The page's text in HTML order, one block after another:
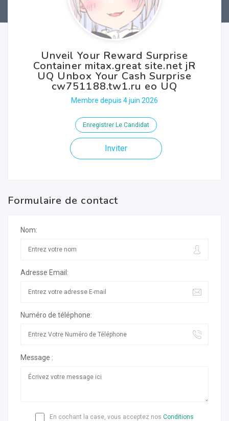
Unveil Your Reward Surprise
Container mitax.great site.net jR
UQ Unbox Your Cash Surprise
cw751188.tw1.ru eo UQ
Membre depuis 4 juin 2026
Enregistrer Le Candidat
Inviter
Formulaire de contact
Nom:
Adresse Email:
Numéro de téléphone:
Message :
En cochant la case, vous acceptez nos Conditions